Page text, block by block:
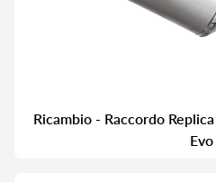
Ricambio - Raccordo
Evo